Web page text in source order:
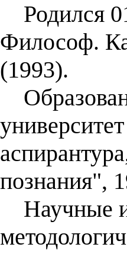
Родился
Философ.
(1993).
познания",
Научные